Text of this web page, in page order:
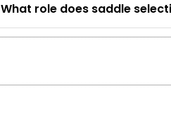
What role does saddle